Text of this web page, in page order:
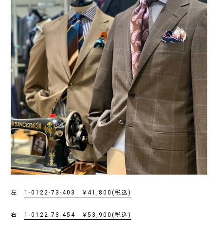
左1-0122-73-403 ￥41,800(税込)
右1-0122-73-454 ￥53,900(税込)